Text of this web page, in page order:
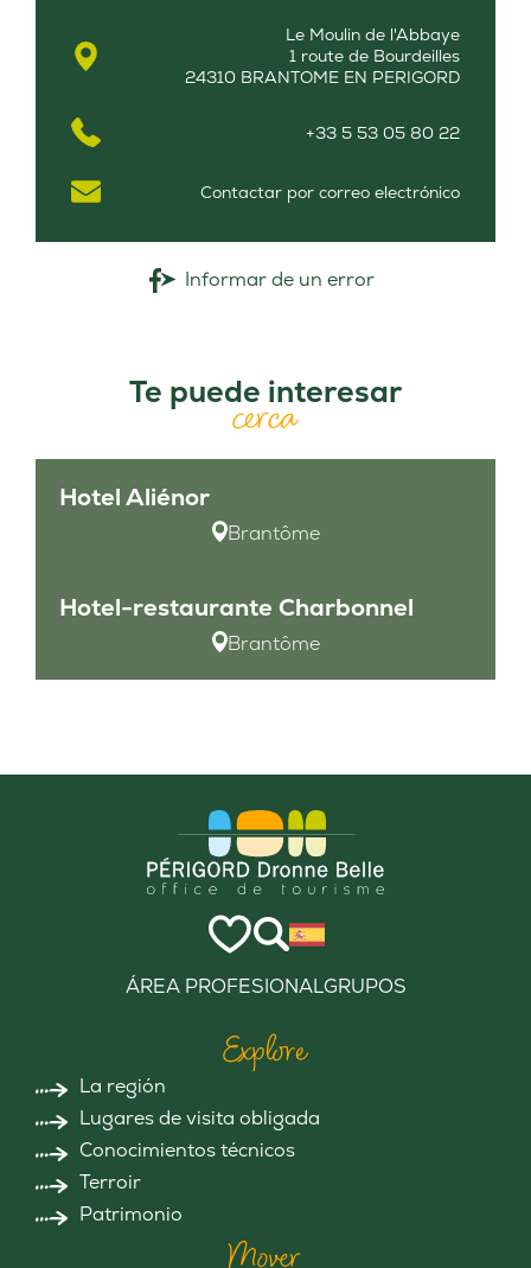
Le Moulin de l'Abbaye
1 route de Bourdeilles
24310 BRANTOME EN PERIGORD
+33 5 53 05 80 22
Contactar por correo electrónico
Informar de un error
Te puede interesar
cerca
Hotel Aliénor
Brantôme
Hotel-restaurante Charbonnel
Brantôme
ÁREA PROFESIONALGRUPOS
Explore
La región
Lugares de visita obligada
Conocimientos técnicos
Terroir
Patrimonio
Mover